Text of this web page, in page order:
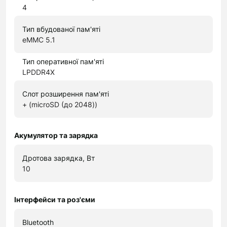
4
Тип вбудованої пам'яті
eMMC 5.1
Тип оперативної пам'яті
LPDDR4X
Слот розширення пам'яті
+ (microSD (до 2048))
Акумулятор та зарядка
Дротова зарядка, Вт
10
Інтерфейси та роз'єми
Bluetooth